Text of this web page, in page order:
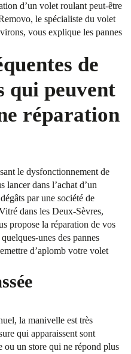
d’un volet roulant peut-être
le spécialiste du volet
vous explique les pannes
de
qui peuvent
réparation
le dysfonctionnement de
lancer dans l’achat d’un
par une société de
dans les Deux-Sèvres,
propose la réparation de vos
unes des pannes
d’aplomb votre volet
la manivelle est très
qui apparaissent sont
un store qui ne répond plus